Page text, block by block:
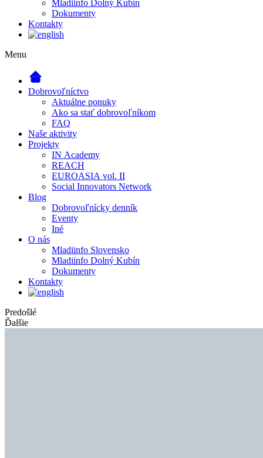
Mladiinfo Dolný Kubín
Dokumenty
Kontakty
Menu
Dobrovoľníctvo
Aktuálne ponuky
Ako sa stať dobrovoľníkom
FAQ
Naše aktivity
Projekty
IN Academy
REACH
EUROASIA vol. II
Social Innovators Network
Blog
Dobrovoľnícky denník
Eventy
Iné
O nás
Mladiinfo Slovensko
Mladiinfo Dolný Kubín
Dokumenty
Kontakty
Predošlé
Ďalšie